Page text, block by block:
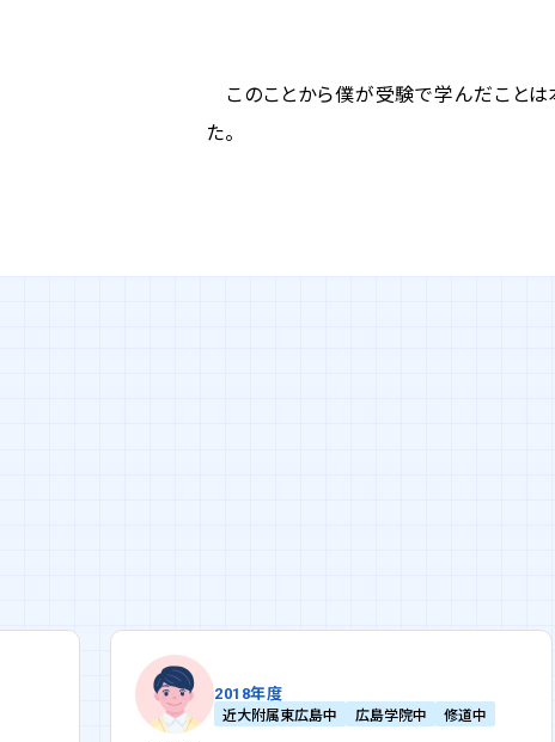
このことから僕が受験で学んだことは
た。
2018年度
近大附属東広島中 広島学院中 修道中